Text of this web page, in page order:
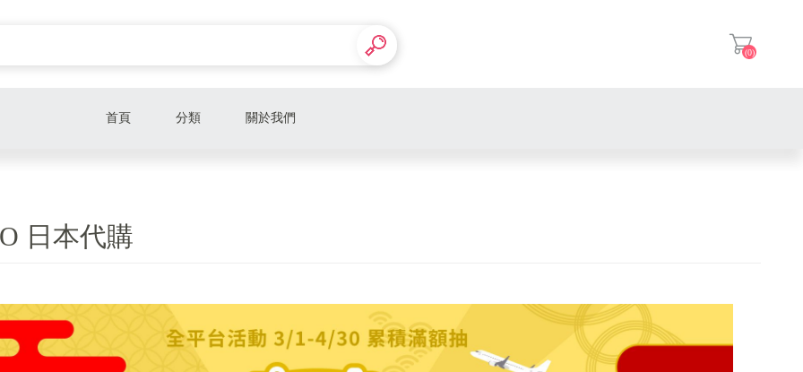
(0)
首頁 分類 關於我們
日本代購